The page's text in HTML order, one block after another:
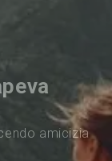
amicizia